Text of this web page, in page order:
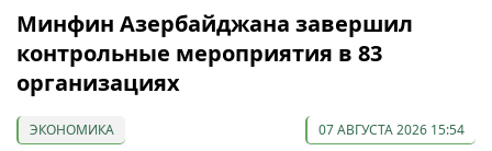
Минфин Азербайджана завершил
контрольные мероприятия в 83
организациях
ЭКОНОМИКА 07 АВГУСТА 2026 15:54